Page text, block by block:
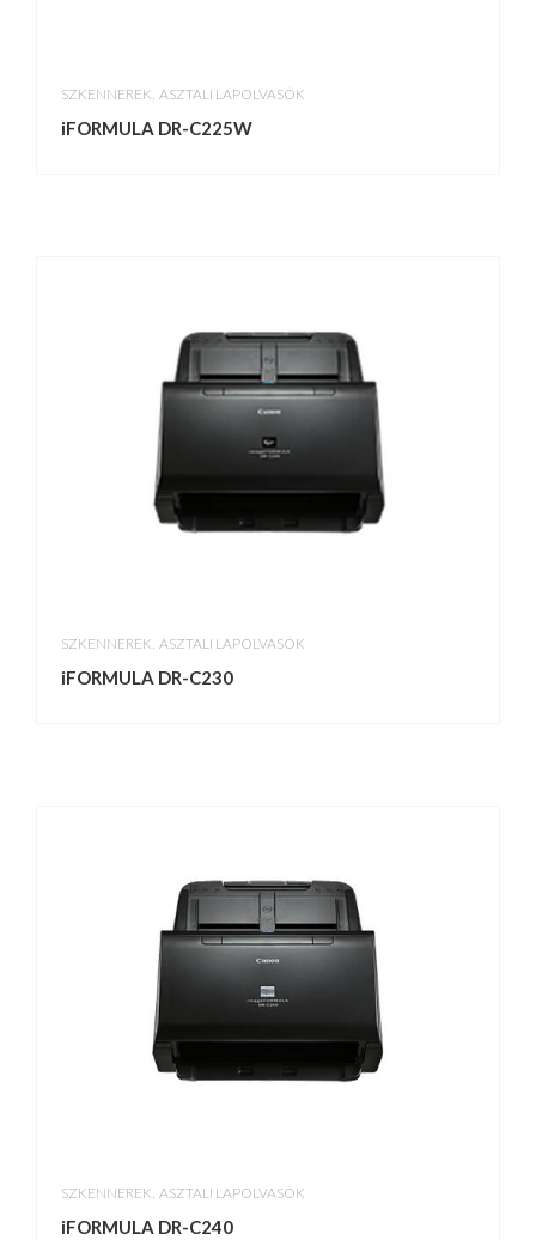
SZKENNEREK ASZTALI LAPOLVASÓK
iFORMULA DR-C225W
SZKENNEREK ASZTALI LAPOLVASÓK
iFORMULA DR-C230
SZKENNEREK ASZTALI LAPOLVASÓK
iFORMULA DR-C240